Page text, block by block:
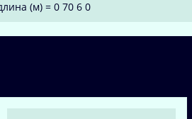
(м) = 0 70 6 0